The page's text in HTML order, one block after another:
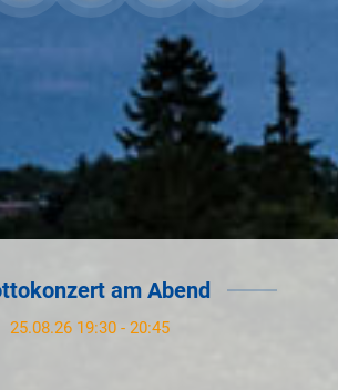
am Abend
25.08.26 19:30 - 20:45